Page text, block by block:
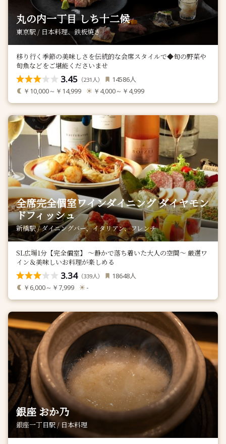
丸の内一丁目 しち十二候
東京駅 / 日本料理、鉄板焼き
移り行く季節の美味しさを伝統的な会席スタイルで◆旬の野菜や
旬魚などをご堪能くださいませ
3.45 （231 人） 14586人
￥10,000～￥14,999 ￥4,000～￥4,999
全席完全個室ワインダイニング ダイヤモン
ドフィッシュ
新橋駅 / ダイニングバー、イタリアン、フレンチ
SL広場1分【完全個室】 ～静かで落ち着いた大人の空間～ 厳選ワ
イン＆美味しいお料理が楽しめる
3.34（339人） 18648人
￥6,000～￥7,999 -
銀座 おか乃
銀座一丁目駅 / 日本料理